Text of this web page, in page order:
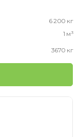
6 200 кг
1 м³
3670 кг